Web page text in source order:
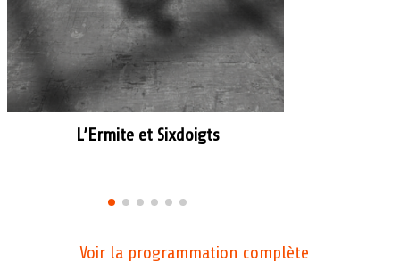
L’Ermite et Sixdoigts
Voir la programmation complète